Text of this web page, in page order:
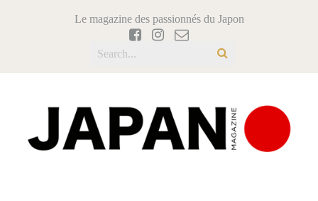
Le magazine des passionnés du Japon